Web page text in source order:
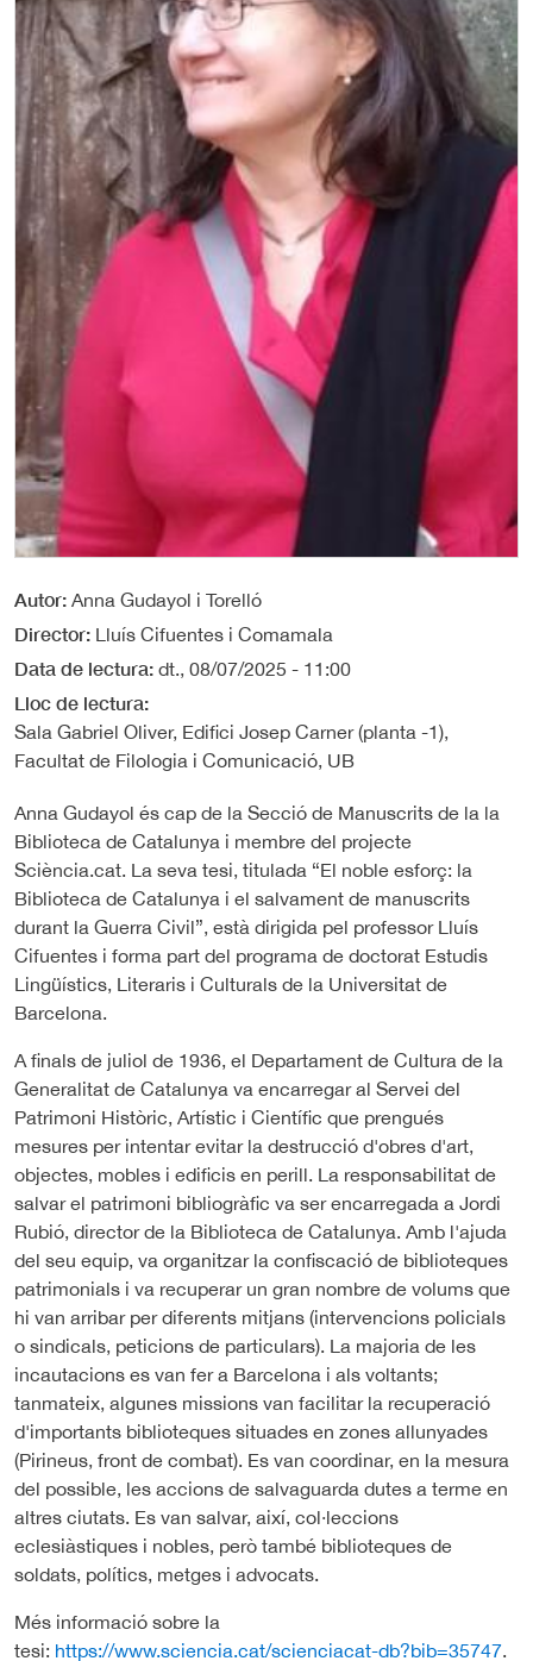
Autor Anna Gudayol i Torelló
Director Lluís Cifuentes i Comamala
Data de lectura dt., 08/07/2025 - 11:00
Lloc de lectura
Sala Gabriel Oliver, Edifici Josep Carner (planta -1),
Facultat de Filologia i Comunicació, UB
Anna Gudayol és cap de la Secció de Manuscrits de la la
Biblioteca de Catalunya i membre del projecte
Sciència.cat. La seva tesi, titulada “El noble esforç: la
Biblioteca de Catalunya i el salvament de manuscrits
durant la Guerra Civil”, està dirigida pel professor Lluís
Cifuentes i forma part del programa de doctorat Estudis
Lingüístics, Literaris i Culturals de la Universitat de
Barcelona.
A finals de juliol de 1936, el Departament de Cultura de la
Generalitat de Catalunya va encarregar al Servei del
Patrimoni Històric, Artístic i Científic que prengués
mesures per intentar evitar la destrucció d'obres d'art,
objectes, mobles i edificis en perill. La responsabilitat de
salvar el patrimoni bibliogràfic va ser encarregada a Jordi
Rubió, director de la Biblioteca de Catalunya. Amb l'ajuda
del seu equip, va organitzar la confiscació de biblioteques
patrimonials i va recuperar un gran nombre de volums que
hi van arribar per diferents mitjans (intervencions policials
o sindicals, peticions de particulars). La majoria de les
incautacions es van fer a Barcelona i als voltants;
tanmateix, algunes missions van facilitar la recuperació
d'importants biblioteques situades en zones allunyades
(Pirineus, front de combat). Es van coordinar, en la mesura
del possible, les accions de salvaguarda dutes a terme en
altres ciutats. Es van salvar, així, col·leccions
eclesiàstiques i nobles, però també biblioteques de
soldats, polítics, metges i advocats.
Més informació sobre la
tesi: https://www.sciencia.cat/scienciacat-db?bib=35747.